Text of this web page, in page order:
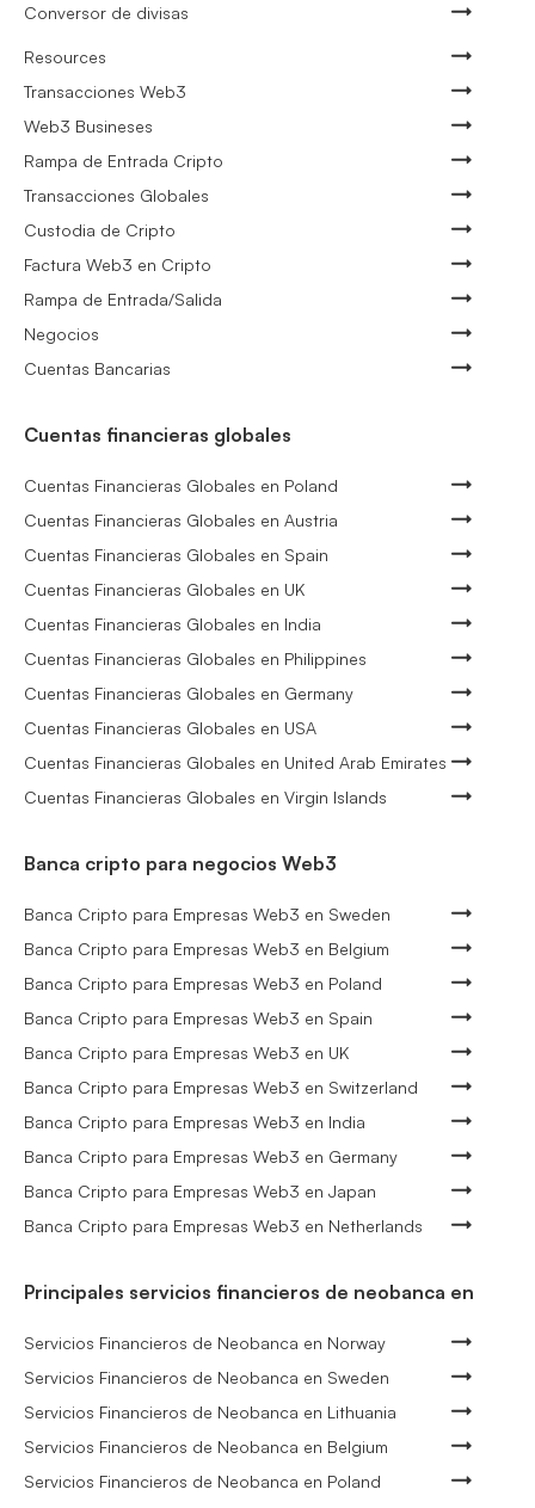
Conversor de divisas
Resources
Transacciones Web3
Web3 Busineses
Rampa de Entrada Cripto
Transacciones Globales
Custodia de Cripto
Factura Web3 en Cripto
Rampa de Entrada/Salida
Negocios
Cuentas Bancarias
Cuentas financieras globales
Cuentas Financieras Globales en Poland
Cuentas Financieras Globales en Austria
Cuentas Financieras Globales en Spain
Cuentas Financieras Globales en UK
Cuentas Financieras Globales en India
Cuentas Financieras Globales en Philippines
Cuentas Financieras Globales en Germany
Cuentas Financieras Globales en USA
Cuentas Financieras Globales en United Arab Emirates
Cuentas Financieras Globales en Virgin Islands
Banca cripto para negocios Web3
Banca Cripto para Empresas Web3 en Sweden
Banca Cripto para Empresas Web3 en Belgium
Banca Cripto para Empresas Web3 en Poland
Banca Cripto para Empresas Web3 en Spain
Banca Cripto para Empresas Web3 en UK
Banca Cripto para Empresas Web3 en Switzerland
Banca Cripto para Empresas Web3 en India
Banca Cripto para Empresas Web3 en Germany
Banca Cripto para Empresas Web3 en Japan
Banca Cripto para Empresas Web3 en Netherlands
Principales servicios financieros de neobanca en
Servicios Financieros de Neobanca en Norway
Servicios Financieros de Neobanca en Sweden
Servicios Financieros de Neobanca en Lithuania
Servicios Financieros de Neobanca en Belgium
Servicios Financieros de Neobanca en Poland